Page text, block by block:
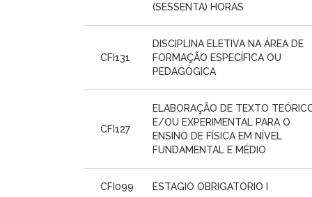
(SESSENTA) HORAS
CFI131
DISCIPLINA ELETIVA NA ÁREA DE
FORMAÇÃO ESPECÍFICA OU
PEDAGÓGICA
CFI127
ELABORAÇÃO DE TEXTO
E/OU EXPERIMENTAL PARA O
ENSINO DE FÍSICA EM NÍVEL
FUNDAMENTAL E MÉDIO
CFI099 ESTAGIO OBRIGATORIO I